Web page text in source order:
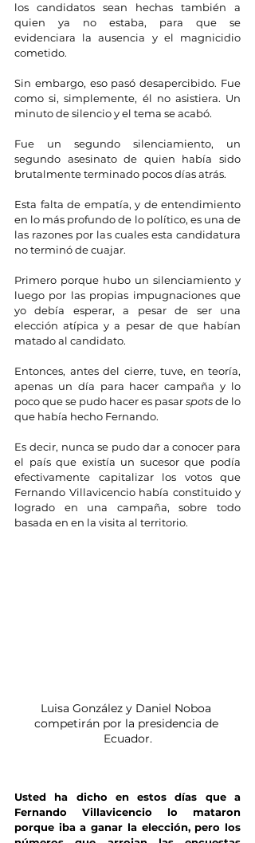
los candidatos sean hechas también a
quien ya no estaba, para que se
evidenciara la ausencia y el magnicidio
cometido.
Sin embargo, eso pasó desapercibido. Fue
como si, simplemente, él no asistiera. Un
minuto de silencio y el tema se acabó.
Fue un segundo silenciamiento, un
segundo asesinato de quien había sido
brutalmente terminado pocos días atrás.
Esta falta de empatía, y de entendimiento
en lo más profundo de lo político, es una de
las razones por las cuales esta candidatura
no terminó de cuajar.
Primero porque hubo un silenciamiento y
luego por las propias impugnaciones que
yo debía esperar, a pesar de ser una
elección atípica y a pesar de que habían
matado al candidato.
Entonces, antes del cierre, tuve, en teoría,
apenas un día para hacer campaña y lo
poco que se pudo hacer es pasar spots de lo
que había hecho Fernando.
Es decir, nunca se pudo dar a conocer para
el país que existía un sucesor que podía
efectivamente capitalizar los votos que
Fernando Villavicencio había constituido y
logrado en una campaña, sobre todo
basada en en la visita al territorio.
Luisa González y Daniel Noboa
competirán por la presidencia de
Ecuador.
Usted ha dicho en estos días que a
Fernando Villavicencio lo mataron
porque iba a ganar la elección, pero los